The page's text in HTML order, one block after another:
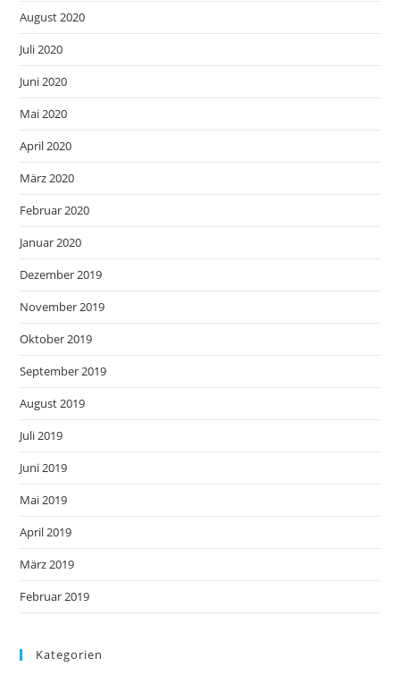
August 2020
Juli 2020
Juni 2020
Mai 2020
April 2020
März 2020
Februar 2020
Januar 2020
Dezember 2019
November 2019
Oktober 2019
September 2019
August 2019
Juli 2019
Juni 2019
Mai 2019
April 2019
März 2019
Februar 2019
Kategorien